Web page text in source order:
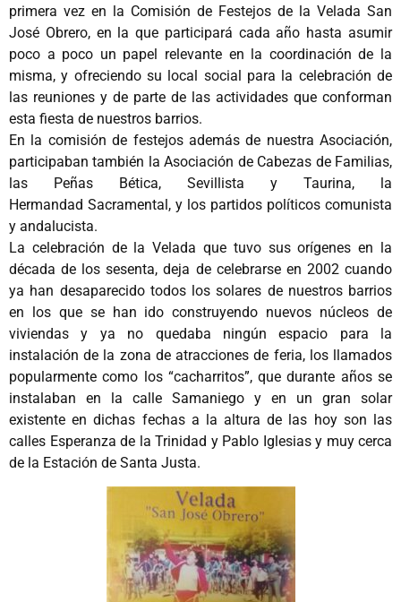
primera vez en la Comisión de Festejos de la Velada San
José Obrero, en la que participará cada año hasta asumir
poco a poco un papel relevante en la coordinación de la
misma, y ofreciendo su local social para la celebración de
las reuniones y de parte de las actividades que conforman
esta fiesta de nuestros barrios.
En la comisión de festejos además de nuestra Asociación,
participaban también la Asociación de Cabezas de Familias,
las Peñas Bética, Sevillista y Taurina, la
Hermandad Sacramental, y los partidos políticos comunista
y andalucista.
La celebración de la Velada que tuvo sus orígenes en la
década de los sesenta, deja de celebrarse en 2002 cuando
ya han desaparecido todos los solares de nuestros barrios
en los que se han ido construyendo nuevos núcleos de
viviendas y ya no quedaba ningún espacio para la
instalación de la zona de atracciones de feria, los llamados
popularmente como los “cacharritos”, que durante años se
instalaban en la calle Samaniego y en un gran solar
existente en dichas fechas a la altura de las hoy son las
calles Esperanza de la Trinidad y Pablo Iglesias y muy cerca
de la Estación de Santa Justa.